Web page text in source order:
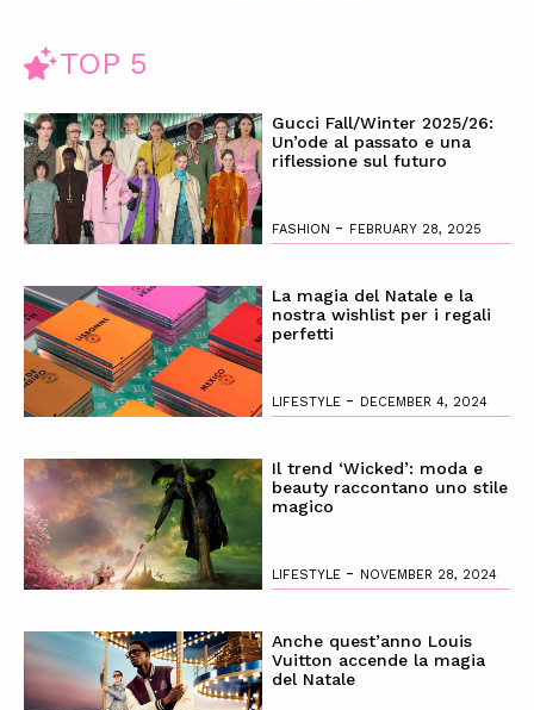
TOP 5
Gucci Fall/Winter 2025/26:
Un’ode al passato e una
riflessione sul futuro
FASHION - FEBRUARY 28, 2025
La magia del Natale e la
nostra wishlist per i regali
perfetti
LIFESTYLE - DECEMBER 4, 2024
Il trend ‘Wicked’: moda e
beauty raccontano uno stile
magico
LIFESTYLE - NOVEMBER 28, 2024
Anche quest’anno Louis
Vuitton accende la magia
del Natale